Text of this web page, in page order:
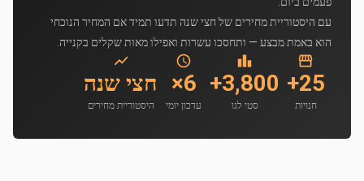
עם היסטוריית מחירים של חצי שנה תדעו תמיד אם המחיר הנוכחי
הוא באמת מבצע — ותחסכו עשרות ואפילו מאות שקלים בקנייה.
25+
חנויות
3,800+
סטי לגו
6×
עדכון יומי
חצי שנה
היסטוריית מחירים